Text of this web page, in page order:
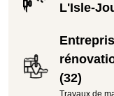
L'Isle-
(32)
Travaux de